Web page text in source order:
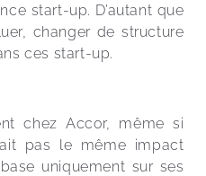
start-up. D’autant que
changer de structure
ces start-up.
chez Accor, même si
pas le même impact
uniquement sur ses